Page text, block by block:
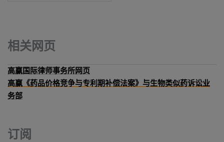
相关网页
高赢国际律师事务所网页
高赢《药品价格竞争与专利期补偿法案》与生物类似药诉讼业
务部
订阅